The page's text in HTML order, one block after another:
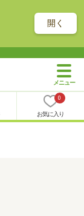
開く
0
お気に入り